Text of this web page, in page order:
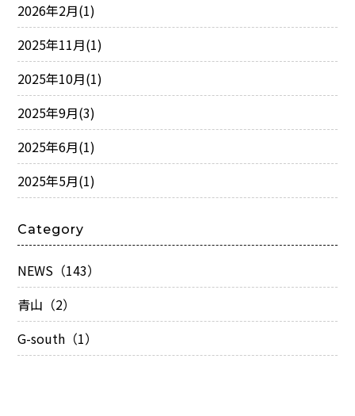
2026年2月(1)
2025年11月(1)
2025年10月(1)
2025年9月(3)
2025年6月(1)
2025年5月(1)
Category
NEWS（143）
青山（2）
G-south（1）